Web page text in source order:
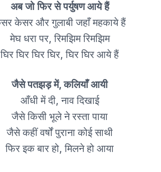
अब जो फिर से पर्युषण आये हैं
केसर और गुलाबी जहाँ महकाये हैं
मेघ धरा पर, रिमझिम रिमझिम
घिर घिर घिर घिर, घिर घिर आये हैं
जैसे पतझड़ में, कलियाँ आयी
आँधी में दी, नाव दिखाई
जैसे किसी भूले ने रस्ता पाया
जैसे कहीं वर्षों पुराना कोई साथी
फिर इक बार हो, मिलने हो आया